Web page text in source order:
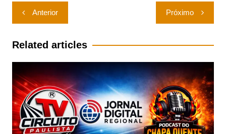
Navegação
de
Post
Anterior Próximo
Related articles